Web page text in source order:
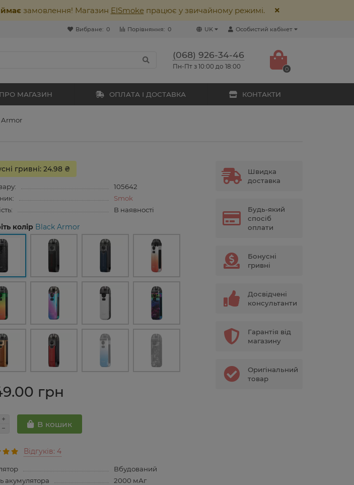
замовлення! Магазин ElSmokeпрацює у звичайному режимі.
Особистий кабінет
UK
Порівняння: 0
Вибране: 0
(068) 926-34-46
Пн-Пт з 10:00 до 18:00 0
МАГАЗИН ОПЛАТА І ДОСТАВКА КОНТАКТИ
Armor
гривні: 24.98 ₴
105642
Smok
В наявності
колір Black Armor
грн
В кошик
Відгуків: 4
Вбудований
акумулятора
2000 мАг
Швидка
доставка
Будь-який
спосіб
оплати
Бонусні
гривні
Досвідчені
консультанти
Гарантія від
магазину
Оригінальний
товар